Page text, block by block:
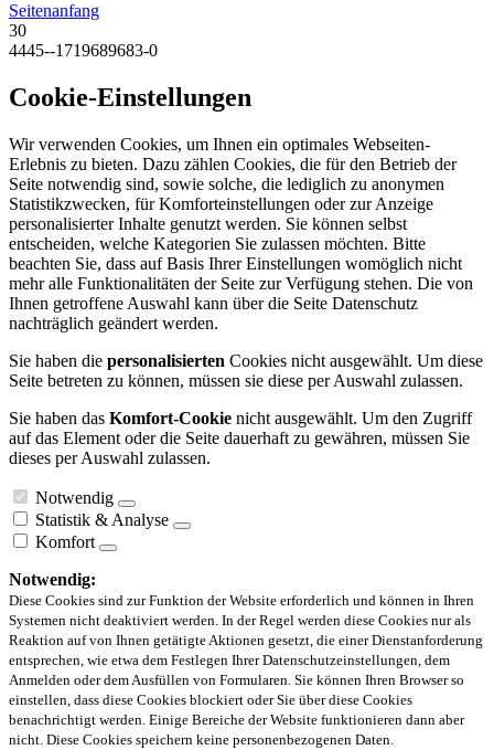
Seitenanfang
30
4445--1719689683-0
Cookie-Einstellungen
Wir verwenden Cookies, um Ihnen ein optimales Webseiten-
Erlebnis zu bieten. Dazu zählen Cookies, die für den Betrieb der
Seite notwendig sind, sowie solche, die lediglich zu anonymen
Statistikzwecken, für Komforteinstellungen oder zur Anzeige
personalisierter Inhalte genutzt werden. Sie können selbst
entscheiden, welche Kategorien Sie zulassen möchten. Bitte
beachten Sie, dass auf Basis Ihrer Einstellungen womöglich nicht
mehr alle Funktionalitäten der Seite zur Verfügung stehen. Die von
Ihnen getroffene Auswahl kann über die Seite Datenschutz
nachträglich geändert werden.
Sie haben die personalisierten Cookies nicht ausgewählt. Um diese
Seite betreten zu können, müssen sie diese per Auswahl zulassen.
Sie haben das Komfort-Cookie nicht ausgewählt. Um den Zugriff
auf das Element oder die Seite dauerhaft zu gewähren, müssen Sie
dieses per Auswahl zulassen.
Notwendig
Statistik & Analyse
Komfort
Notwendig:
Diese Cookies sind zur Funktion der Website erforderlich und können in Ihren
Systemen nicht deaktiviert werden. In der Regel werden diese Cookies nur als
Reaktion auf von Ihnen getätigte Aktionen gesetzt, die einer Dienstanforderung
entsprechen, wie etwa dem Festlegen Ihrer Datenschutzeinstellungen, dem
Anmelden oder dem Ausfüllen von Formularen. Sie können Ihren Browser so
einstellen, dass diese Cookies blockiert oder Sie über diese Cookies
benachrichtigt werden. Einige Bereiche der Website funktionieren dann aber
nicht. Diese Cookies speichern keine personenbezogenen Daten.